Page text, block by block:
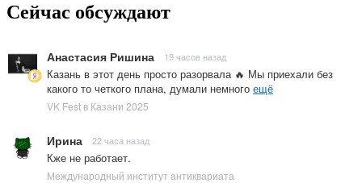
Сейчас обсуждают
Анастасия Ришина 19 часов назад
Казань в этот день просто разорвала 🔥 Мы приехали без
какого то четкого плана, думали немного ещё
VK Fest в Казани 2025
Ирина 22 часа назад
Кже не работает.
Международный институт антиквариата